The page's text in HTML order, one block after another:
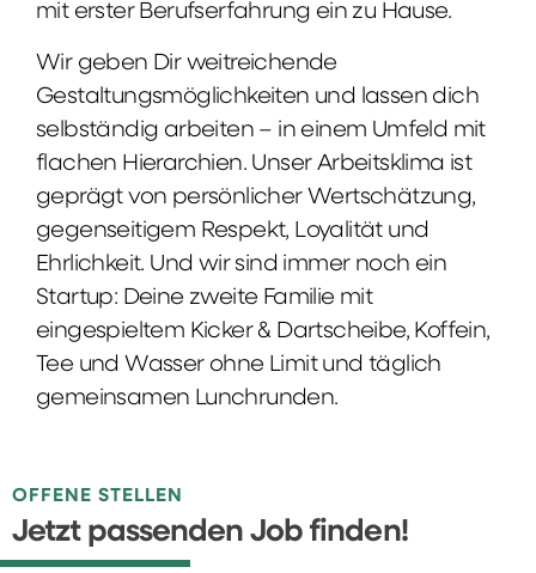
mit erster Berufserfahrung ein zu Hause.
Wir geben Dir weitreichende
Gestaltungsmöglichkeiten und lassen dich
selbständig arbeiten – in einem Umfeld mit
flachen Hierarchien. Unser Arbeitsklima ist
geprägt von persönlicher Wertschätzung,
gegenseitigem Respekt, Loyalität und
Ehrlichkeit. Und wir sind immer noch ein
Startup: Deine zweite Familie mit
eingespieltem Kicker & Dartscheibe, Koffein,
Tee und Wasser ohne Limit und täglich
gemeinsamen Lunchrunden.
OFFENE STELLEN
Jetzt passenden Job finden!